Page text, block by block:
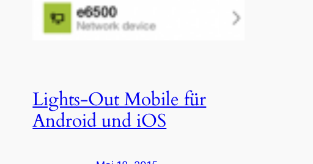
Lights-Out Mobile für
Android und iOS